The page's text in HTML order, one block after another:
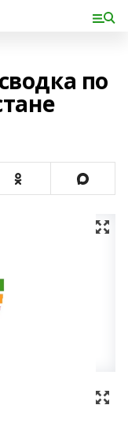
по